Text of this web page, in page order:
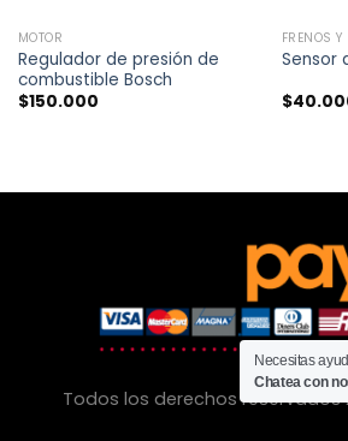
MOTOR
Regulador de presión de
combustible Bosch
$150.000
FRENOS
Sensor
$
Todos los derechos
Necesitas
Chatea con